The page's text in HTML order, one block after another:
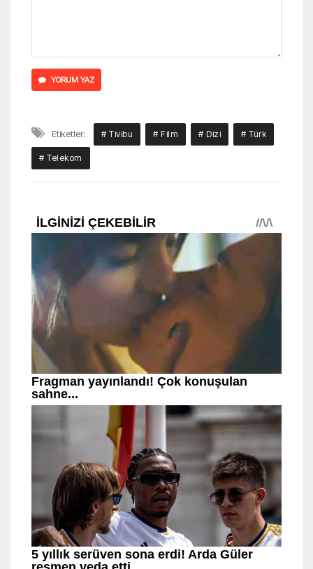
YORUM YAZ
Etiketler: # Tivibu # Film # Dizi # Türk
# Telekom